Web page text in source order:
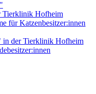
Tierklinik Hofheim
für Katzenbesitzer:innen
der Tierklinik Hofheim